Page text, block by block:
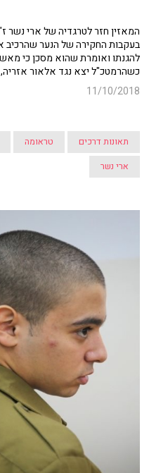
המאזין חזר לטרגדיה של ארי נשר
בעקבות החקירה של הנער שהרכיב
להגנתו ואומרת שהוא מסכן כי
כשהרמטכ"ל יצא נגד אלאור
11/10/2018
תאונות דרכים טראומה
ארי נשר